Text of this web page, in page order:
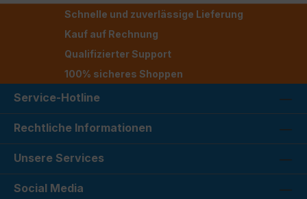
Schnelle und zuverlässige Lieferung
Kauf auf Rechnung
Qualifizierter Support
100% sicheres Shoppen
Service-Hotline
Rechtliche Informationen
Unsere Services
Social Media